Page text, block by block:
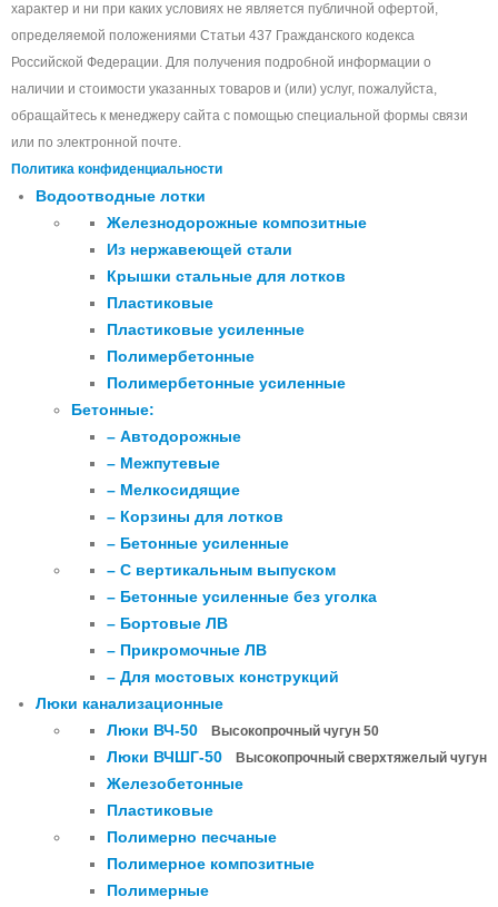
характер и ни при каких условиях не является публичной офертой,
определяемой положениями Статьи 437 Гражданского кодекса
Российской Федерации. Для получения подробной информации о
наличии и стоимости указанных товаров и (или) услуг, пожалуйста,
обращайтесь к менеджеру сайта с помощью специальной формы связи
или по электронной почте.
Политика конфиденциальности
Водоотводные лотки
Железнодорожные композитные
Из нержавеющей стали
Крышки стальные для лотков
Пластиковые
Пластиковые усиленные
Полимербетонные
Полимербетонные усиленные
Бетонные:
– Автодорожные
– Межпутевые
– Мелкосидящие
– Корзины для лотков
– Бетонные усиленные
– С вертикальным выпуском
– Бетонные усиленные без уголка
– Бортовые ЛВ
– Прикромочные ЛВ
– Для мостовых конструкций
Люки канализационные
Люки ВЧ-50
Высокопрочный чугун 50
Люки ВЧШГ-50 Высокопрочный сверхтяжелый чугун
Железобетонные
Пластиковые
Полимерно песчаные
Полимерное композитные
Полимерные